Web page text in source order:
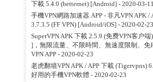
下載 5.4.0 (betternet) [Android]- 2020-03-11
手機VPN網路加速器 APP - 非凡VPN APK /
3.7.3.5 (FF VPN) [Android/iOS]- 2020-02-23
SuperVPN APK 下載 2.5.9 (免费VPN客户端
]，無限流量、不限時間、無速度限制、免
VPN APP- 2020-02-23
老虎翻墙VPN APK / APP 下載 (Tigervpns)
好用的手機VPN軟體 - 2020-02-23